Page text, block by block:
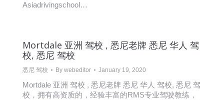
Asiadrivingschool…
Mortdale 亚洲 驾校 , 悉尼老牌 悉尼 华人 驾
校, 悉尼 驾校
悉尼 驾校 By webeditor January 19, 2020
Mortdale 亚洲 驾校 , 悉尼老牌 悉尼 华人 驾校, 悉尼 驾
校，拥有高资质的，经验丰富的RMS专业驾驶教练，